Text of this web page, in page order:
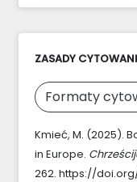
ZASADY
Formaty
Kmieć, M. (2025).
in Europe.
262. https://doi.org/